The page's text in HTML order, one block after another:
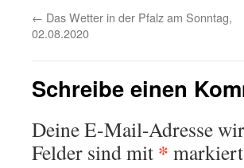
← Das Wetter in der Pfalz am Sonntag,
02.08.2020
Schreibe einen
Deine E-Mail-Adresse
Felder sind mit * markiert